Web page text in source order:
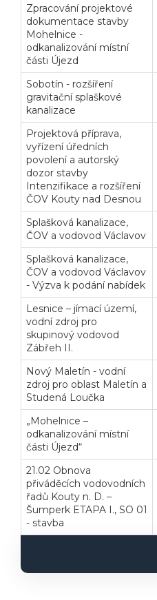
Zpracování projektové
dokumentace stavby
Mohelnice -
odkanalizování místní
části Újezd
Sobotín - rozšíření
gravitační splaškové
kanalizace
Projektová příprava,
vyřízení úředních
povolení a autorský
dozor stavby
Intenzifikace a rozšíření
ČOV Kouty nad Desnou
Splašková kanalizace,
ČOV a vodovod Václavov
Splašková kanalizace,
ČOV a vodovod Václavov
- Výzva k podání nabídek
Lesnice – jímací území,
vodní zdroj pro
skupinový vodovod
Zábřeh II.
Nový Maletín - vodní
zdroj pro oblast Maletín a
Studená Loučka
„Mohelnice –
odkanalizování místní
části Újezd“
21.02 Obnova
přiváděcích vodovodních
řadů Kouty n. D. –
Šumperk ETAPA I., SO 01
- stavba